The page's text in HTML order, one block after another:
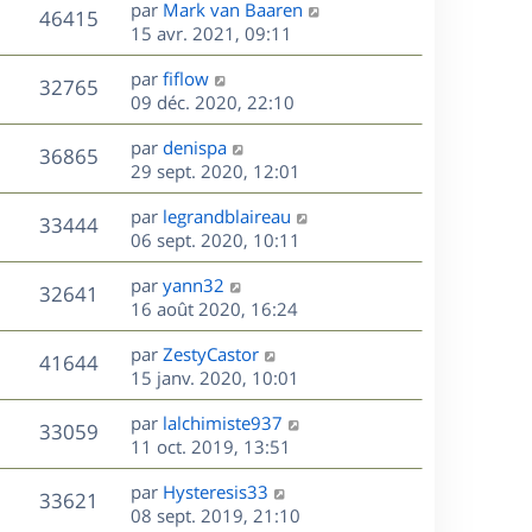
g
e
s
s
a
g
e
r
m
e
s
s
a
g
e
n
i
e
r
m
e
s
s
a
g
e
46415V
u
D
e
r
n
i
e
r
m
e
s
s
a
g
e
par Mark van Baaren
15 avr. 2021, 09:11
32765V
u
D
e
r
n
i
e
r
m
e
s
s
a
g
e
par fiflow
09 déc. 2020, 22:10
36865V
u
D
e
r
n
i
e
r
m
e
s
s
a
g
e
par denispa
29 sept. 2020, 12:01
33444V
u
D
e
r
n
i
e
r
m
e
s
s
a
g
e
par legrandblaireau
06 sept. 2020, 10:11
32641
u
s
D
e
r
n
i
e
r
m
e
s
s
par yann32
16 août 2020, 16:24
41644V
u
D
e
r
n
i
e
r
m
par ZestyCastor
15 janv. 2020, 10:01
33059V
u
D
e
r
n
i
par lalchimiste937
11 oct. 2019, 13:51
33621
D
e
par Hysteresis33
08 sept. 2019, 21:10